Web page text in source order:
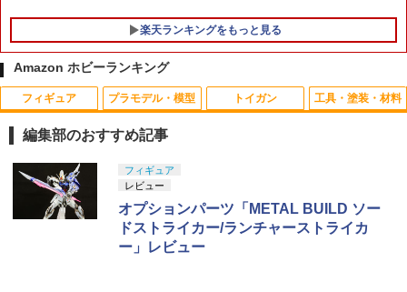
楽天ランキングをもっと見る
1
【ネコポス対応】OPTION No.1(オプシ
ョンNo.1)/NO-144/コネクタピン・リム
ーバー（タミヤ/ラージ）
￥525
ハイテックマルチプレックスジャパン A
A/AAA Charger X4 Advanced Mini II
Amazon ホビーランキング
フィギュア
1
タカラトミー(TAKARA TOMY) T-SPAR
K トランスフォーマー ニューレジェンズ
NL-07 サウンドウェーブ 可動フィギュア
￥4,440
プラモデル・模型
1
タカラトミー(TAKARA TOMY) T-SPAR
K REALIZE MODEL リアライズモデル Z
OIDS ゾイド RMZ-025 ライガーゼロフ
ァルコン (ZBF) 色分け済み プラキット
￥8,334
トイガン
1
東京マルイ(TOKYO MARUI) No.25 コル
ト ガバメント HG 18歳以上エアーHOP
ハンドガン
￥3,384
工具・塗装・材料
1
GSIクレオス Mr.トップコート 水性プレ
ミアムトップコートスプレー 光沢 88ml
ホビー用仕上材 B601
￥748
編集部のおすすめ記事
フィギュア
レビュー
オプションパーツ「METAL BUILD ソー
ドストライカー/ランチャーストライカ
ー」レビュー